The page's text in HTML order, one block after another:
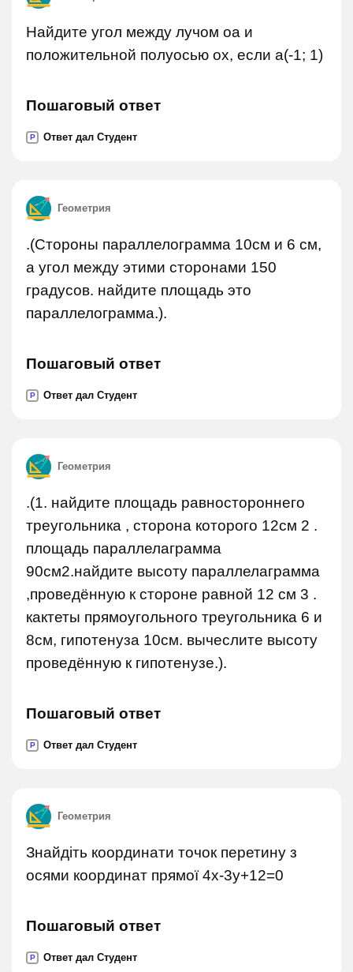
Найдите угол между лучом оа и
положительной полуосью ох, если а(-1; 1)
Пошаговый ответ
P Ответ дал Студент
Геометрия
.(Стороны параллелограмма 10см и 6 см,
а угол между этими сторонами 150
градусов. найдите площадь это
параллелограмма.).
Пошаговый ответ
P Ответ дал Студент
Геометрия
.(1. найдите площадь равностороннего
треугольника , сторона которого 12см 2 .
площадь параллелаграмма
90см2.найдите высоту параллелаграмма
,проведённую к стороне равной 12 см 3 .
кактеты прямоугольного треугольника 6 и
8см, гипотенуза 10см. вычеслите высоту
проведённую к гипотенузе.).
Пошаговый ответ
P Ответ дал Студент
Геометрия
Знайдіть координати точок перетину з
осями координат прямої 4x-3y+12=0
Пошаговый ответ
P Ответ дал Студент